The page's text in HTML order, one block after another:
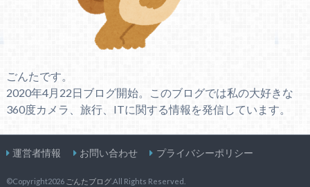
ごんたです。
2020年4月22日ブログ開始。このブログでは私の大好きな
360度カメラ、旅行、ITに関する情報を発信しています。
運営者情報 お問い合わせ プライバシーポリシー
©Copyright2026 ごんたブログ.All Rights Reserved.